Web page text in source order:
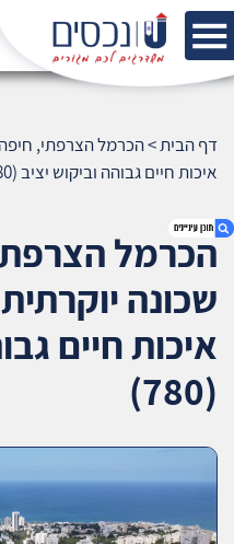
1. הכרמל הצרפתי, חיפה —
ונוחה עם איכות חיים גבוהה וביקוש
2. אודות U נכסים
3. שאלתם ? ענינו !
דף הבית>הכרמל הצרפתי, חיפה
איכות חיים גבוהה וביקוש יציב (780)
הכרמל
שכונה
איכות חיים
(780)